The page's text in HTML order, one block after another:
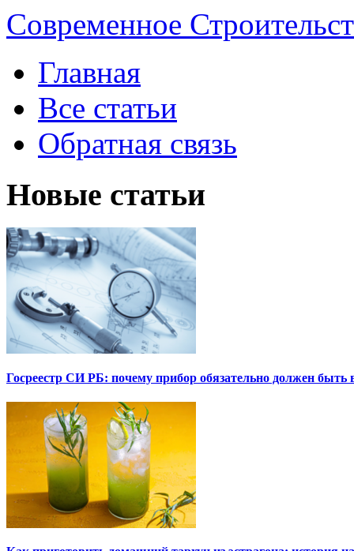
Современное
Главная
Все статьи
Обратная связь
Новые статьи
Госреестр СИ РБ: почему прибор обязательно должен быть